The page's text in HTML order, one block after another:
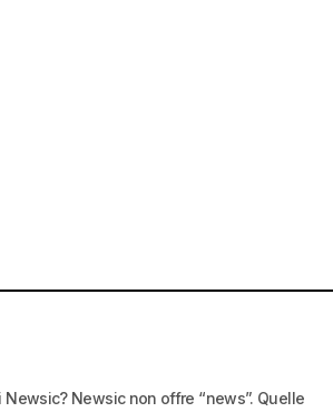
Newsic non offre “news”. Quelle